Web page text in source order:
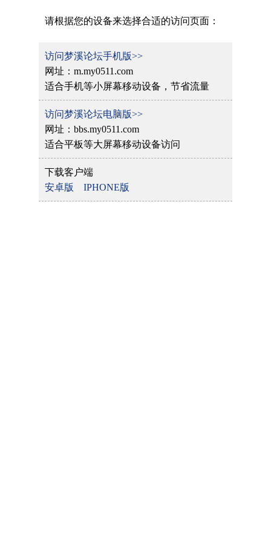
请根据您的设备来选择合适的访问页面：
访问梦溪论坛手机版>>
网址：m.my0511.com
适合手机等小屏幕移动设备，节省流量
访问梦溪论坛电脑版>>
网址：bbs.my0511.com
适合平板等大屏幕移动设备访问
下载客户端
安卓版
IPHONE版